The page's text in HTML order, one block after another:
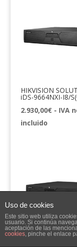
HIKVISION
iDS-9664NXI-I8/
2.930,00€ - IVA
incluido
Uso de cookies
Este sitio web utiliza
usuario. Si continúa
aceptación de las
cookies, pinche el enlace